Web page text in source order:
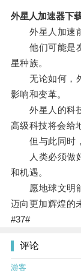
外星人加速器下
外星人加速前
他们可能是友
星种族。
无论如何，外
影响和变革。
外星人的科技
高级科技将会给
但与此同时，
人类必须做好
和机遇。
愿地球文明能
迈向更加辉煌的
#37#
评论
游客